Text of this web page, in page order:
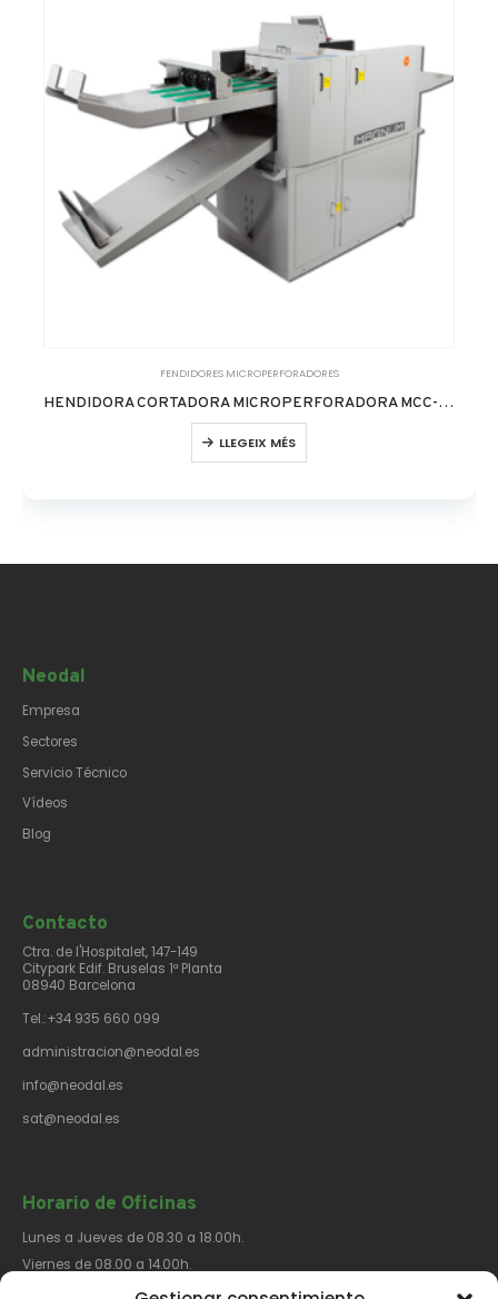
FENDIDORES MICROPERFORADORES
HENDIDORA CORTADORA MICROPERFORADORA MCC-35AS
LLEGEIX MÉS
Neodal
Empresa
Sectores
Servicio Técnico
Vídeos
Blog
Contacto​
Ctra. de l'Hospitalet, 147-149
Citypark Edif. Bruselas 1ª Planta
08940 Barcelona
Tel.:+34 935 660 099
administracion@neodal.es
info@neodal.es
sat@neodal.es
Horario de Oficinas
Lunes a Jueves de 08.30 a 18.00h.
Viernes de 08.00 a 14.00h.